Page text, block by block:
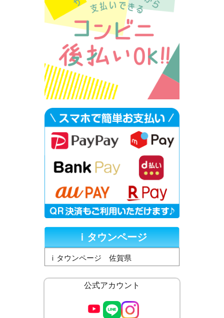
ｉタウンページ
ｉタウンページ 佐賀県
公式アカウント